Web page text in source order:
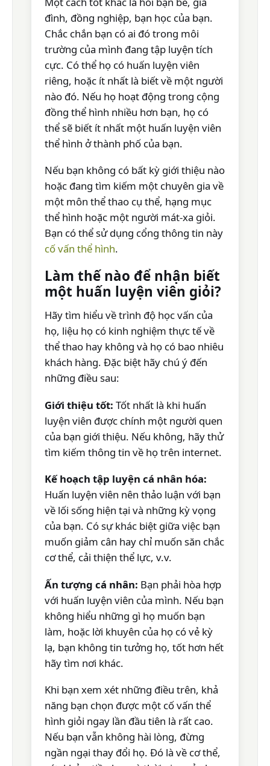
đình, đồng nghiệp, bạn học của bạn.
Chắc chắn bạn có ai đó trong môi
trường của mình đang tập luyện tích
cực. Có thể họ có huấn luyện viên
riêng, hoặc ít nhất là biết về một người
nào đó. Nếu họ hoạt động trong cộng
đồng thể hình nhiều hơn bạn, họ có
thể sẽ biết ít nhất một huấn luyện viên
thể hình ở thành phố của bạn.
Nếu bạn không có bất kỳ giới thiệu nào
hoặc đang tìm kiếm một chuyên gia về
một môn thể thao cụ thể, hạng mục
thể hình hoặc một người mát-xa giỏi.
Bạn có thể sử dụng cổng thông tin này
cố vấn thể hình.
Làm thế nào để nhận biết
một huấn luyện viên giỏi?
Hãy tìm hiểu về trình độ học vấn của
họ, liệu họ có kinh nghiệm thực tế về
thể thao hay không và họ có bao nhiêu
khách hàng. Đặc biệt hãy chú ý đến
những điều sau:
Giới thiệu tốt: Tốt nhất là khi huấn
luyện viên được chính một người quen
của bạn giới thiệu. Nếu không, hãy thử
tìm kiếm thông tin về họ trên internet.
Kế hoạch tập luyện cá nhân hóa:
Huấn luyện viên nên thảo luận với bạn
về lối sống hiện tại và những kỳ vọng
của bạn. Có sự khác biệt giữa việc bạn
muốn giảm cân hay chỉ muốn săn chắc
cơ thể, cải thiện thể lực, v.v.
Ấn tượng cá nhân: Bạn phải hòa hợp
với huấn luyện viên của mình. Nếu bạn
không hiểu những gì họ muốn bạn
làm, hoặc lời khuyên của họ có vẻ kỳ
lạ, bạn không tin tưởng họ, tốt hơn hết
hãy tìm nơi khác.
Khi bạn xem xét những điều trên, khả
năng bạn chọn được một cố vấn thể
hình giỏi ngay lần đầu tiên là rất cao.
Nếu bạn vẫn không hài lòng, đừng
ngần ngại thay đổi họ. Đó là về cơ thể,